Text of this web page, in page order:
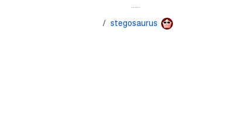
نجار بخميس مشيط
stegosaurus